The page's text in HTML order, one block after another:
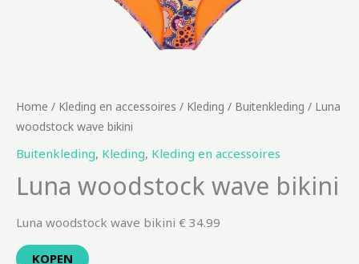
Home / Kleding en accessoires / Kleding / Buitenkleding / Luna
woodstock wave bikini
Buitenkleding, Kleding, Kleding en accessoires
Luna woodstock wave bikini
Luna woodstock wave bikini € 34.99
KOPEN